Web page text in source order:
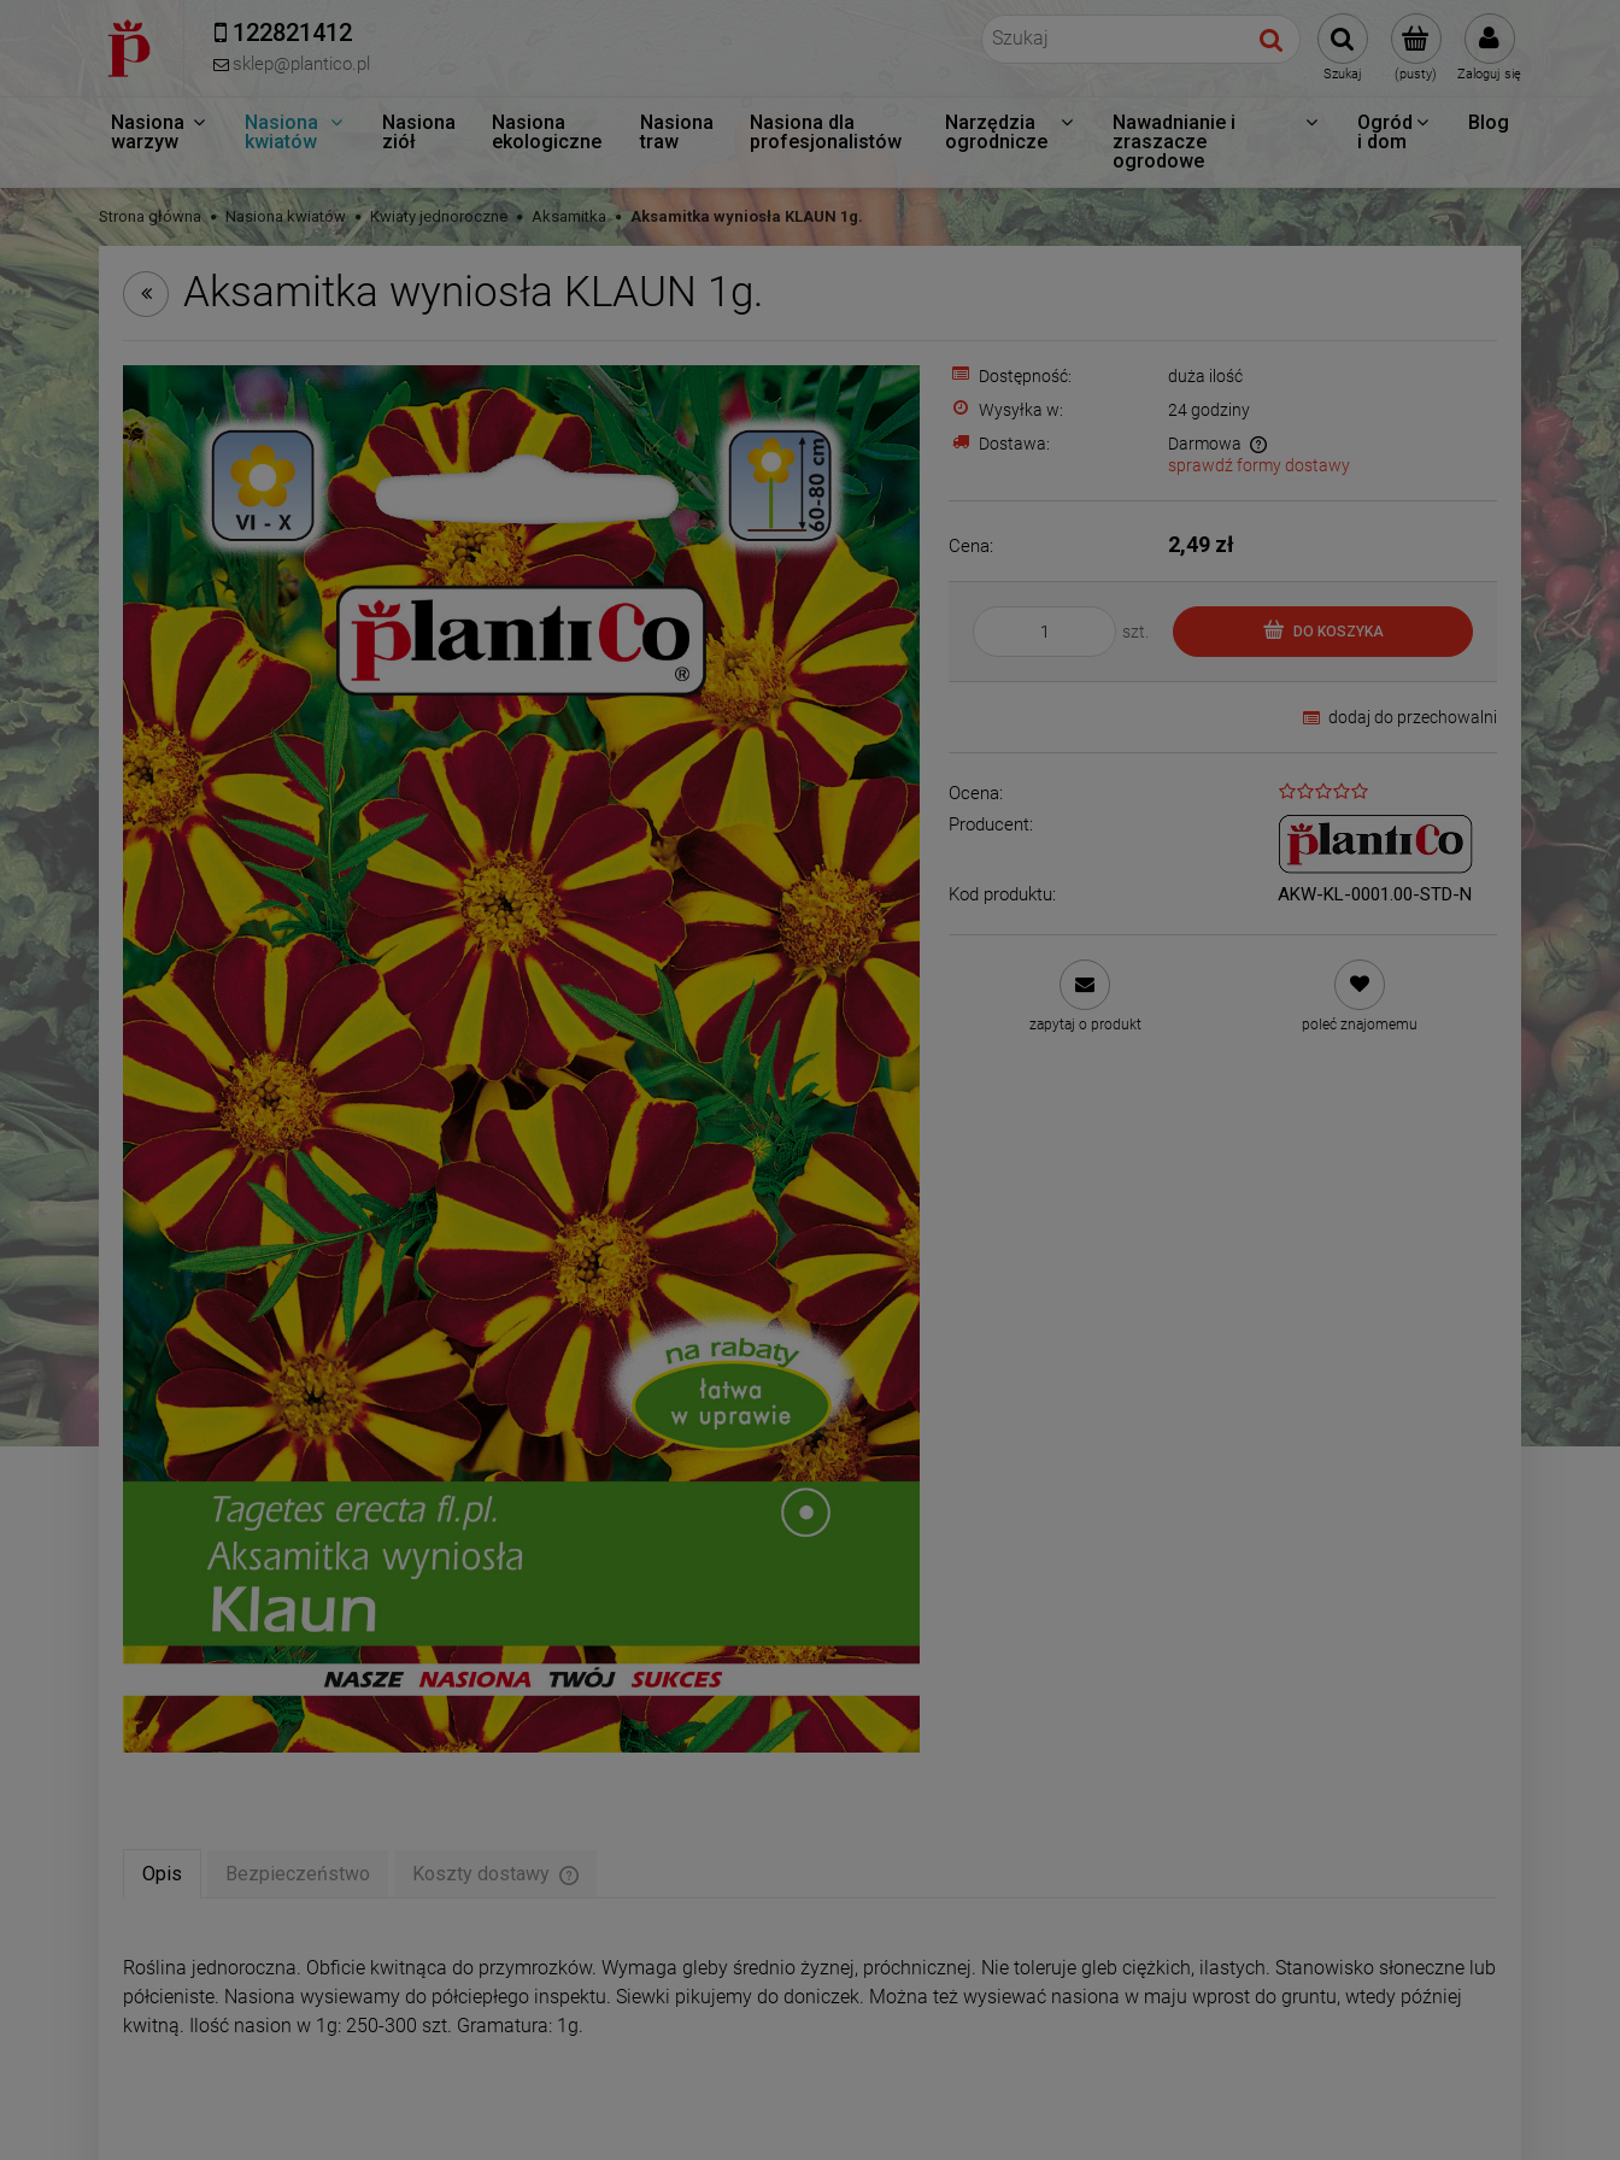
122821412
sklep@plantico.pl (pusty) Zaloguj się
Szukaj
Nasiona
warzyw
Nasiona
kwiatów
Nasiona
ziół
Nasiona
ekologiczne
Nasiona
traw
Nasiona dla
profesjonalistów
Narzędzia
ogrodnicze
Nawadnianie i
zraszacze
ogrodowe
Ogród
i dom
Blog
Strona główna Nasiona kwiatów Kwiaty jednoroczne Aksamitka Aksamitka wyniosła KLAUN 1g.
Aksamitka wyniosła KLAUN 1g.
Dostępność:
duża ilość
Wysyłka w:
24 godziny
Dostawa:
Darmowa
sprawdź formy dostawy
Cena: 2,49 zł
szt. DO KOSZYKA
dodaj do przechowalni
Ocena:
Producent:
Kod produktu: AKW-KL-0001.00-STD-N
zapytaj o produkt poleć znajomemu
Opis Bezpieczeństwo Koszty dostawy
Roślina jednoroczna. Obficie kwitnąca do przymrozków. Wymaga gleby średnio żyznej, próchnicznej. Nie toleruje gleb ciężkich, ilastych. Stanowisko słoneczne lub
półcieniste. Nasiona wysiewamy do półciepłego inspektu. Siewki pikujemy do doniczek. Można też wysiewać nasiona w maju wprost do gruntu, wtedy później
kwitną. Ilość nasion w 1g: 250-300 szt. Gramatura: 1g.